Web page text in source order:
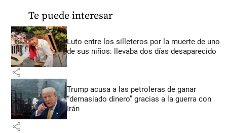
Te puede interesar
Luto entre los silleteros por la muerte de uno
de sus niños: llevaba dos días desaparecido
share
Trump acusa a las petroleras de ganar
“demasiado dinero” gracias a la guerra con
Irán
share